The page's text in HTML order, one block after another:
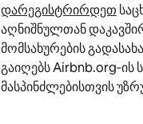
დარეგისტრირდეთ
აღნიშნულთან
მომსახურების
გაიღებს
მასპინძლებისთვის